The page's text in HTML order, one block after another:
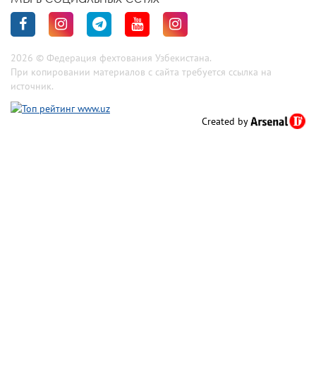
2026 © Федерация фехтования Узбекистана.
При копировании материалов с сайта требуется ссылка на
источник.
Created by